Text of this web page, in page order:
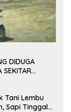
DIDUGA
SEKITAR
Tani Lembu
Sapi Tinggal